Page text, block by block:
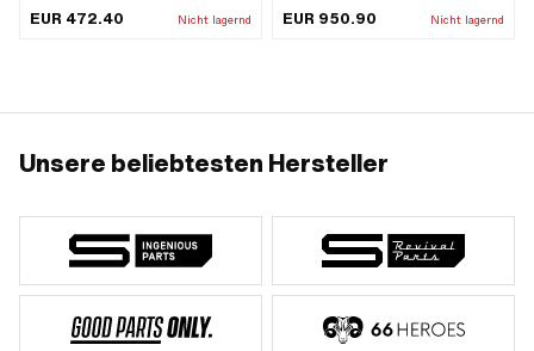
EUR 472.40 Nicht lagernd EUR 950.90 Nicht lagernd
Unsere beliebtesten Hersteller